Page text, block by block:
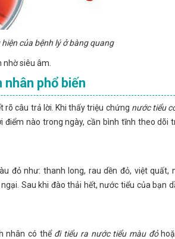
của bệnh lý ở bàng quang
siêu âm.
phổ biến
rõ câu trả lời. Khi thấy triệu chứng nước tiểu
nào trong ngày, cần bình tĩnh theo dõi
đỏ như: thanh long, rau dền đỏ, việt quất,
Sau khi đào thải hết, nước tiểu của bạn
nhân có thểđi tiểu ra nước tiểu màu đỏ